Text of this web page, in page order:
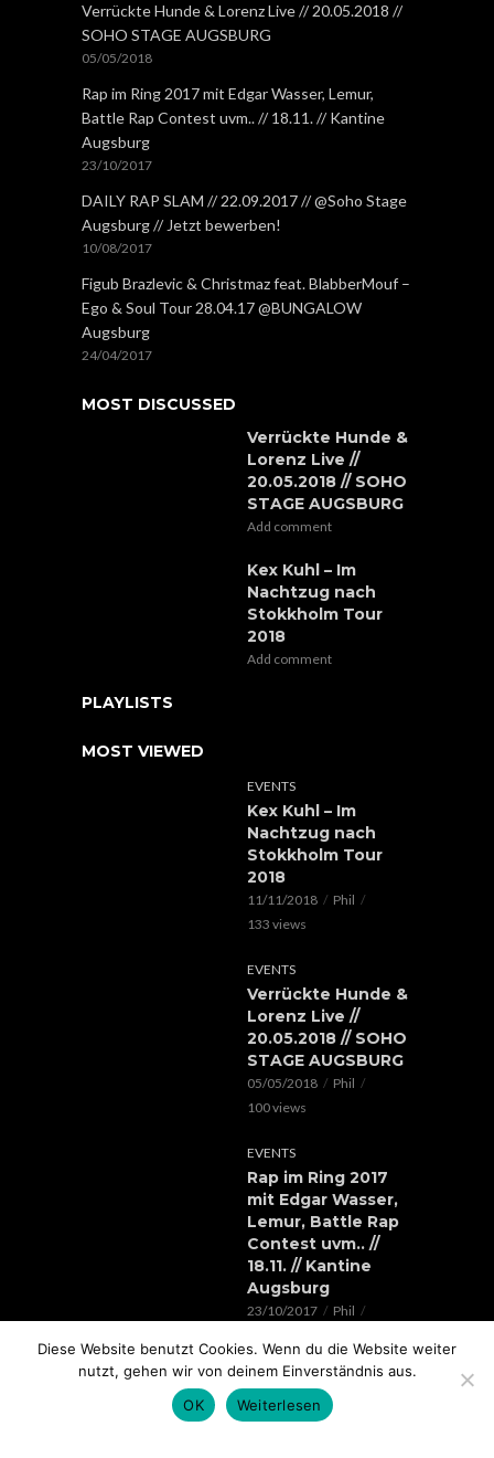
Verrückte Hunde & Lorenz Live // 20.05.2018 //
SOHO STAGE AUGSBURG
05/05/2018
Rap im Ring 2017 mit Edgar Wasser, Lemur,
Battle Rap Contest uvm.. // 18.11. // Kantine
Augsburg
23/10/2017
DAILY RAP SLAM // 22.09.2017 // @Soho Stage
Augsburg // Jetzt bewerben!
10/08/2017
Figub Brazlevic & Christmaz feat. BlabberMouf –
Ego & Soul Tour 28.04.17 @BUNGALOW
Augsburg
24/04/2017
MOST DISCUSSED
Verrückte Hunde &
Lorenz Live //
20.05.2018 // SOHO
STAGE AUGSBURG
Add comment
Kex Kuhl – Im
Nachtzug nach
Stokkholm Tour
2018
Add comment
PLAYLISTS
MOST VIEWED
EVENTS
Kex Kuhl – Im
Nachtzug nach
Stokkholm Tour
2018
11/11/2018
Phil
133 views
EVENTS
Verrückte Hunde &
Lorenz Live //
20.05.2018 // SOHO
STAGE AUGSBURG
05/05/2018
Phil
100 views
EVENTS
Rap im Ring 2017
mit Edgar Wasser,
Lemur, Battle Rap
Contest uvm.. //
18.11. // Kantine
Augsburg
23/10/2017
Phil
COPYRIGHT © 2026.
Diese Website benutzt Cookies. Wenn du die Website weiter
nutzt, gehen wir von deinem Einverständnis aus.
OK
Weiterlesen